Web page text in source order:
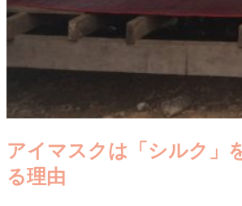
アイマスクは「シルク」
る理由